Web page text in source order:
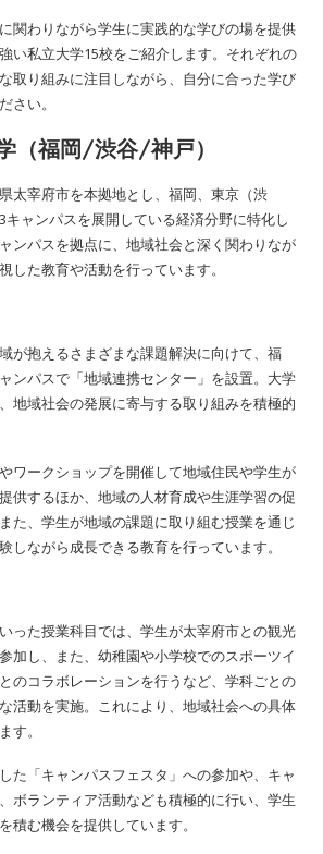
関わりながら学生に実践的な学びの場を提供
い私立大学15校をご紹介します。それぞれの
取り組みに注目しながら、自分に合った学び
さい。
（福岡/渋谷/神戸）
太宰府市を本拠地とし、福岡、東京（渋
ャンパスを展開している経済分野に特化し
ンパスを拠点に、地域社会と深く関わりなが
した教育や活動を行っています。
が抱えるさまざまな課題解決に向けて、福
ンパスで「地域連携センター」を設置。大学
地域社会の発展に寄与する取り組みを積極的
ワークショップを開催して地域住民や学生が
供するほか、地域の人材育成や生涯学習の促
た、学生が地域の課題に取り組む授業を通じ
しながら成長できる教育を行っています。
った授業科目では、学生が太宰府市との観光
加し、また、幼稚園や小学校でのスポーツイ
のコラボレーションを行うなど、学科ごとの
活動を実施。これにより、地域社会への具体
す。
た「キャンパスフェスタ」への参加や、キャ
ボランティア活動なども積極的に行い、学生
積む機会を提供しています。